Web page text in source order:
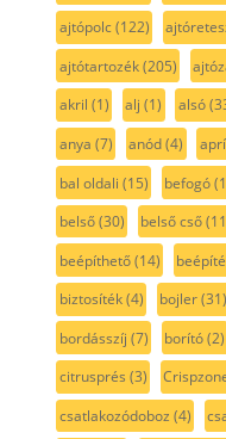
ajtópolc(122)
ajtótartozék(205)
akril (1) alj (1) alsó
anya (7) anód(4)
bal oldali (15) befogó
belső(30) belső cső
beépíthető(14)
biztosíték(4) bojler(31)
bordásszíj (7) borító(2)
citrusprés (3)
csatlakozódoboz (4)